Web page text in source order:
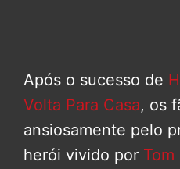
Após o sucesso de
Volta Para Casa, os
ansiosamente pelo
herói vivido por Tom